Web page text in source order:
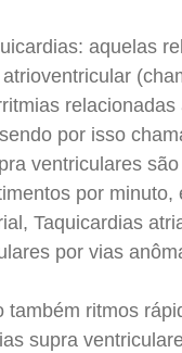
aquelas
por isso
ventriculares
por minuto,
Taquicardias
por vias
ritmos
supra